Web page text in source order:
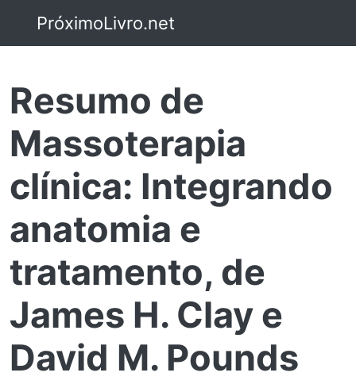
PróximoLivro.net
Resumo de
Massoterapia
clínica: Integrando
anatomia e
tratamento, de
James H. Clay e
David M. Pounds